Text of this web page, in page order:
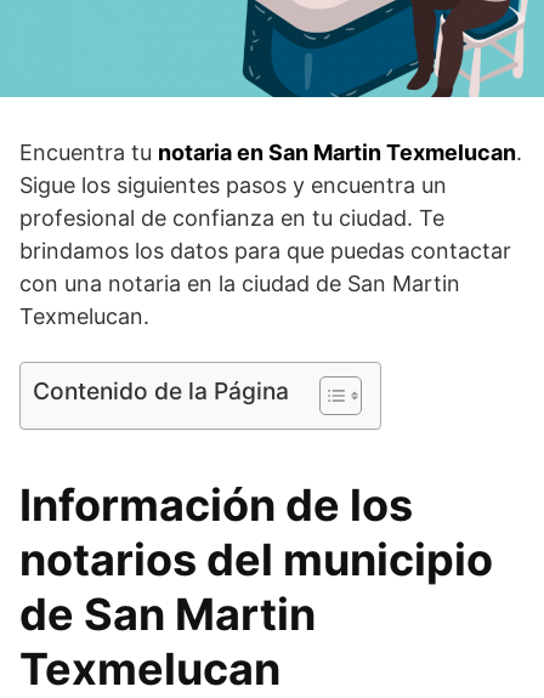
Encuentra tu notaria en San Martin Texmelucan.
Sigue los siguientes pasos y encuentra un
profesional de confianza en tu ciudad. Te
brindamos los datos para que puedas contactar
con una notaria en la ciudad de San Martin
Texmelucan.
Contenido de la Página
Información de los
notarios del municipio
de San Martin
Texmelucan